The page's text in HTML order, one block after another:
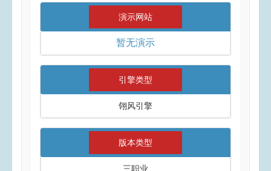
演示网站
暂无演示
引擎类型
翎风引擎
版本类型
三职业